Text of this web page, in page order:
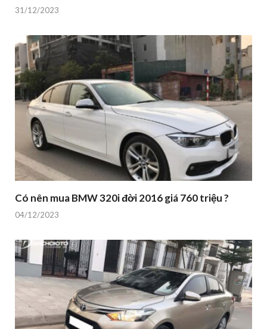
31/12/2023
Có nên mua BMW 320i đời 2016 giá 760 triệu ?
04/12/2023